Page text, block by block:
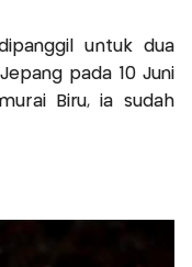
untuk dua
pada 10 Juni
Biru, ia sudah